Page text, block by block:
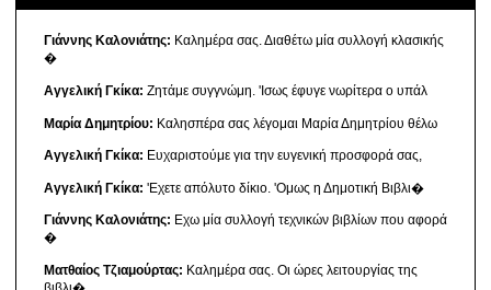
Γιάννης Καλονιάτης: Καλημέρα σας. Διαθέτω μία συλλογή κλασικής
�
Αγγελική Γκίκα: Ζητάμε συγγνώμη. 'Ισως έφυγε νωρίτερα ο υπάλ
Μαρία Δημητρίου: Καλησπέρα σας λέγομαι Μαρία Δημητρίου θέλω
Αγγελική Γκίκα: Ευχαριστούμε για την ευγενική προσφορά σας,
Αγγελική Γκίκα: 'Εχετε απόλυτο δίκιο. 'Ομως η Δημοτική Βιβλι�
Γιάννης Καλονιάτης: Εχω μία συλλογή τεχνικών βιβλίων που αφορά
�
Ματθαίος Τζιαμούρτας: Καλημέρα σας. Οι ώρες λειτουργίας της